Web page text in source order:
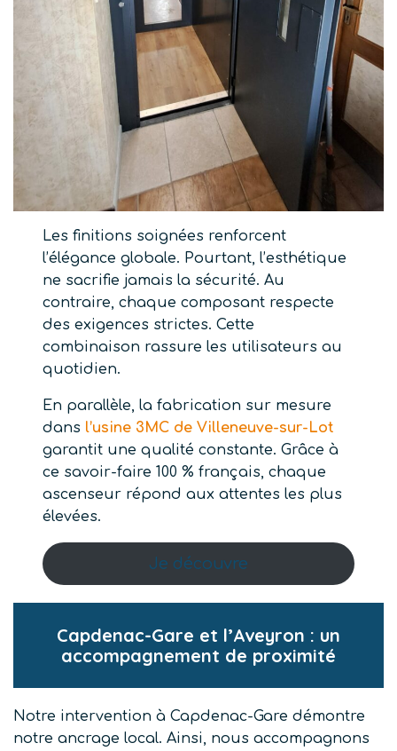
Les finitions soignées renforcent
l’élégance globale. Pourtant, l’esthétique
ne sacrifie jamais la sécurité. Au
contraire, chaque composant respecte
des exigences strictes. Cette
combinaison rassure les utilisateurs au
quotidien.
En parallèle, la fabrication sur mesure
dans l’usine 3MC de Villeneuve-sur-Lot
garantit une qualité constante. Grâce à
ce savoir-faire 100 % français, chaque
ascenseur répond aux attentes les plus
élevées.
Je découvre
Capdenac-Gare et l’Aveyron : un
accompagnement de proximité
Notre intervention à Capdenac-Gare démontre
notre ancrage local. Ainsi, nous accompagnons